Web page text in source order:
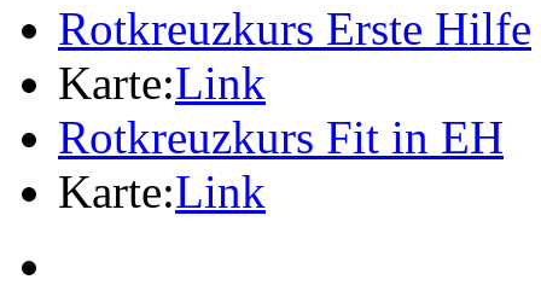
Rotkreuzkurs Erste Hilfe
Karte:Link
Rotkreuzkurs Fit in EH
Karte:Link